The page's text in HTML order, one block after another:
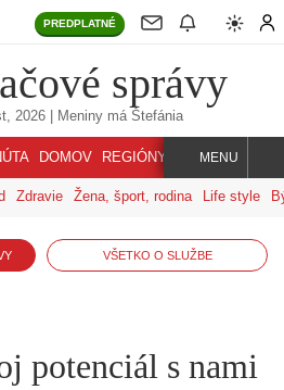
PREDPLATNÉ
správy
2026 | Meniny má Štefánia
DOMOV REGIÓNY INDEX SVET
MENU
Zdravie Žena, šport, rodina Life style
VŠETKO O SLUŽBE
potenciál s nami